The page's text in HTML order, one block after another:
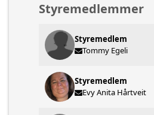
Styremedlemmer
Styremedlem
Tommy Egeli
Styremedlem
Evy Anita Hårtveit